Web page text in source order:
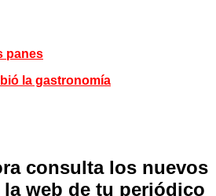
panes
la gastronomía
consulta los nuevos
web de tu periódico